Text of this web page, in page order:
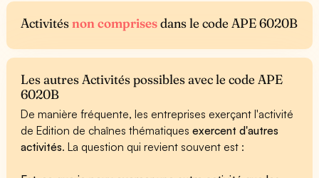
Activitésnon comprisesdans le code APE 6020B
Les autres Activités possibles avec le code APE
6020B
De manière fréquente, les entreprises exerçant l'activité
de Edition de chaînes thématiquesexercent d'autres
activités. La question qui revient souvent est :